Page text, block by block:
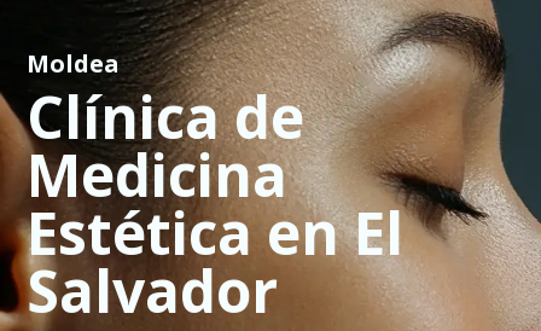
Moldea
Clínica de
Medicina
Estética en El
Salvador